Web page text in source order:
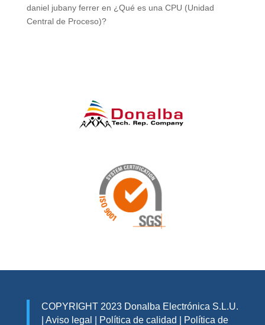
daniel jubany ferreren ¿Qué es una CPU (Unidad
Central de Proceso)?
COPYRIGHT 2023 Donalba Electrónica S.L.U.
Aviso legal Política de calidad Política de